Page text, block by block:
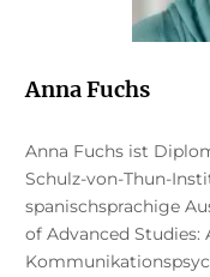
Anna Fuchs
Anna Fuchs ist
Schulz-von-Thun-
spanischsprachige
of Advanced Studies: